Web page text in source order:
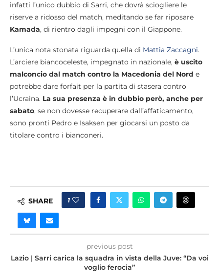
infatti l’unico dubbio di Sarri, che dovrà sciogliere le
riserve a ridosso del match, meditando se far riposare
Kamada, di rientro dagli impegni con il Giappone.
L’unica nota stonata riguarda quella di Mattia Zaccagni.
L’arciere biancoceleste, impegnato in nazionale, è uscito
malconcio dal match contro la Macedonia del Nord e
potrebbe dare forfait per la partita di stasera contro
l’Ucraina. La sua presenza è in dubbio però, anche per
sabato, se non dovesse recuperare dall’affaticamento,
sono pronti Pedro e Isaksen per giocarsi un posto da
titolare contro i bianconeri.
SHARE 1
previous post
Lazio | Sarri carica la squadra in vista della Juve: “Da voi
voglio ferocia”